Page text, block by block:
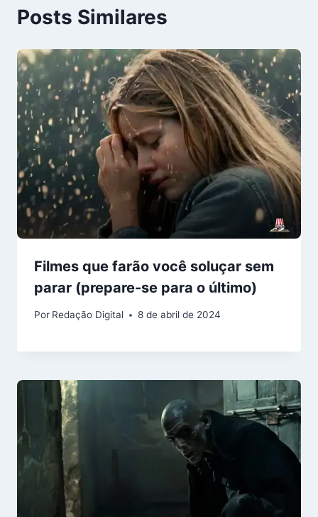
Posts Similares
Filmes que farão você soluçar sem
parar (prepare-se para o último)
Por Redação Digital 8 de abril de 2024